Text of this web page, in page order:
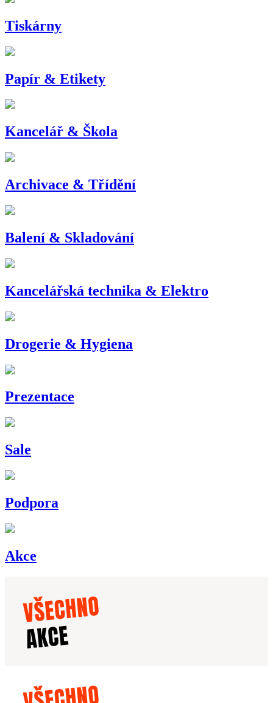
Tiskárny
Papír & Etikety
Kancelář & Škola
Archivace & Třídění
Balení & Skladování
Kancelářská technika & Elektro
Drogerie & Hygiena
Prezentace
Sale
Podpora
Akce